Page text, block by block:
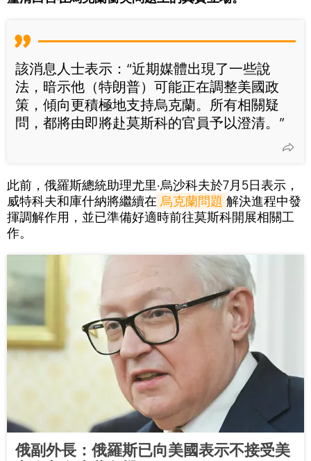
該消息人士表示：“近期媒體出現了一些說
法，暗示他（特朗普）可能正在調整美國政
策，傾向更積極地支持烏克蘭。所有相關疑
問，都將由即將赴莫斯科的官員予以澄清。”
此前，俄羅斯總統助理尤里·烏沙科夫於7月5日表示，
威特科夫和庫什納將繼續在 烏克蘭問題 解決進程中發
揮調解作用，並已準備好適時前往莫斯科開展相關工
作。
俄副外長：俄羅斯已向美國表示不接受美